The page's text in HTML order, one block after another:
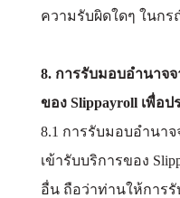
ความรับผิดใดๆ ในก
8. การรับมอบอำนาจ
ของ Slippayroll เพื่อ
8.1 การรับมอบอำนา
เข้ารับบริการของ
อื่น ถือว่าท่านให้การ